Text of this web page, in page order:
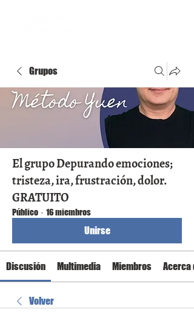
Grupos
El grupo Depurando emociones;
tristeza, ira, frustración, dolor.
GRATUITO
Público · 16 miembros
Unirse
Discusión Multimedia Miembros Acerca
Volver